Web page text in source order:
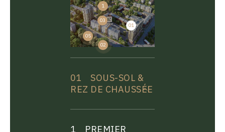
01
1
02
03
04
05
01
SOUS-SOL &
REZ DE CHAUSSÉE
1
PREMIER